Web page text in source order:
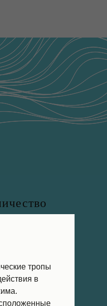
и съёмочным
тропы
в